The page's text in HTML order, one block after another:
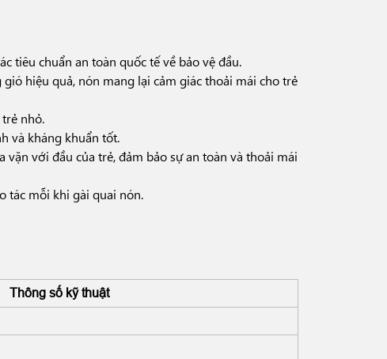
tiêu chuẩn an toàn quốc tế về bảo vệ đầu.
hiệu quả, nón mang lại cảm giác thoải mái cho trẻ
nhỏ.
và kháng khuẩn tốt.
với đầu của trẻ, đảm bảo sự an toàn và thoải mái
tác mỗi khi gài quai nón.
Thông số kỹ thuật